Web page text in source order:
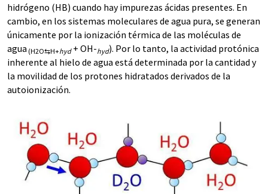
hidrógeno (HB) cuando hay impurezas ácidas presentes. En
cambio, en los sistemas moleculares de agua pura, se generan
únicamente por la ionización térmica de las moléculas de
agua (H2O⇆H+hyd+ OH-hyd). Por lo tanto, la actividad protónica
inherente al hielo de agua está determinada por la cantidad y
la movilidad de los protones hidratados derivados de la
autoionización.